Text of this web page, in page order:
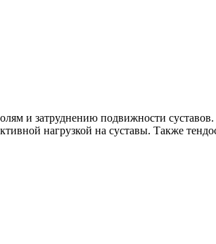
и затруднению подвижности
нагрузкой на суставы. Также